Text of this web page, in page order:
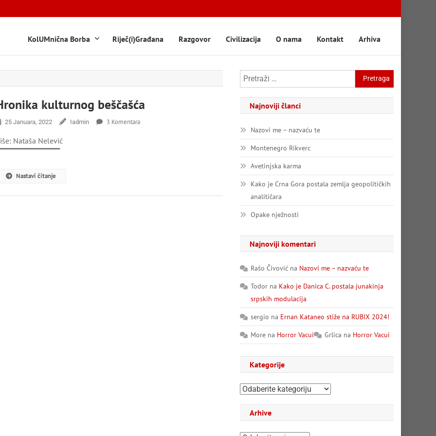
KolUMnična Borba Riječ(i)Građana Razgovor Civilizacija O nama Kontakt Arhiva
kulturnog beščašća
25 Januara, 2022 Iadmin 3 KomentaraZa
Nataša Nelević
Nastavi čitanje
Pretraga:
Najnoviji članci
Nazovi me – nazvaću te
Montenegro Rikverc
Avetinjska karma
Kako je Crna Gora postala zemlja geopolitičkih
analitičara
Opake nježnosti
Najnoviji komentari
Rašo Čivović na Nazovi me – nazvaću te
Todor na Kako je Danica C. postala junakinja
srpskih modulacija
sergio na Ernan Kataneo stiže na RUBIX 2024!
More na Horror Vacui Grlica na Horror Vacui
Kategorije
Kategorije
Arhive